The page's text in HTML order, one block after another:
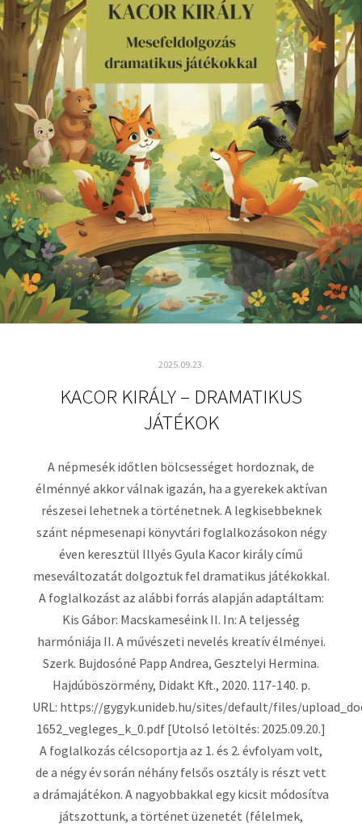
2025.09.23.
KACOR KIRÁLY – DRAMATIKUS
JÁTÉKOK
A népmesék időtlen bölcsességet hordoznak, de
élménnyé akkor válnak igazán, ha a gyerekek aktívan
részesei lehetnek a történetnek. A legkisebbeknek
szánt népmesenapi könyvtári foglalkozásokon négy
éven keresztül Illyés Gyula Kacor király című
meseváltozatát dolgoztuk fel dramatikus játékokkal.
A foglalkozást az alábbi forrás alapján adaptáltam:
Kis Gábor: Macskameséink II. In: A teljesség
harmóniája II. A művészeti nevelés kreatív élményei.
Szerk. Bujdosóné Papp Andrea, Gesztelyi Hermina.
Hajdúböszörmény, Didakt Kft., 2020. 117-140. p.
URL: https://gygyk.unideb.hu/sites/default/files/
1652_vegleges_k_0.pdf [Utolsó letöltés: 2025.09.20.]
A foglalkozás célcsoportja az 1. és 2. évfolyam volt,
de a négy év során néhány felsős osztály is részt vett
a drámajátékon. A nagyobbakkal egy kicsit módosítva
játszottunk, a történet üzenetét (félelmek,